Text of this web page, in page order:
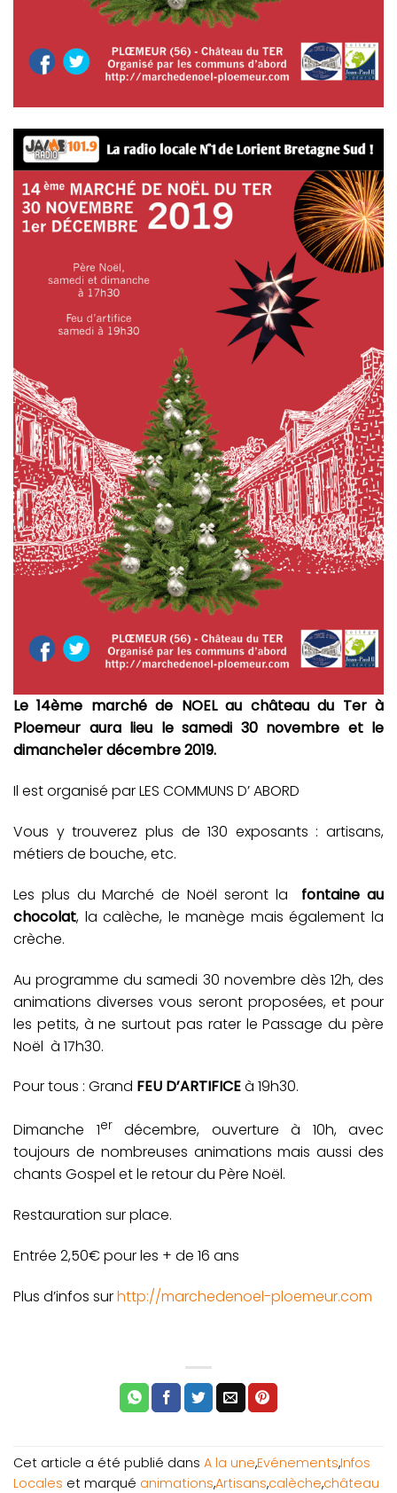
Le 14ème marché de NOEL au château du Ter à
Ploemeur aura lieu le samedi 30 novembre et le
dimanche1er décembre 2019.
Il est organisé par LES COMMUNS D’ ABORD
Vous y trouverez plus de 130 exposants : artisans,
métiers de bouche, etc.
Les plus du Marché de Noël seront la fontaine au
chocolat, la calèche, le manège mais également la
crèche.
Au programme du samedi 30 novembre dès 12h, des
animations diverses vous seront proposées, et pour
les petits, à ne surtout pas rater le Passage du père
Noël à 17h30.
Pour tous : Grand FEU D’ARTIFICEà 19h30.
Dimanche 1erdécembre, ouverture à 10h, avec
toujours de nombreuses animations mais aussi des
chants Gospel et le retour du Père Noël.
Restauration sur place.
Entrée 2,50€ pour les + de 16 ans
Plus d’infos surhttp://marchedenoel-ploemeur.com
Cet article a été publié dans A la une,Evénements,Infos
Locales et marqué animations,Artisans,calèche,château